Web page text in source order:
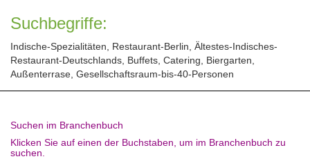
Suchbegriffe:
Indische-Spezialitäten, Restaurant-Berlin, Ältestes-Indisches-
Restaurant-Deutschlands, Buffets, Catering, Biergarten,
Außenterrase, Gesellschaftsraum-bis-40-Personen
Suchen im Branchenbuch
Klicken Sie auf einen der Buchstaben, um im Branchenbuch zu
suchen.